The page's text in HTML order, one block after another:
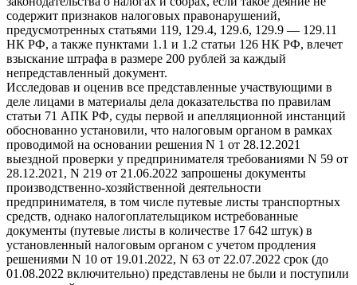
содержит признаков налоговых правонарушений,
предусмотренных статьями 119, 129.4, 129.6, 129.9 — 129.11
НК РФ, а также пунктами 1.1 и 1.2 статьи 126 НК РФ, влечет
взыскание штрафа в размере 200 рублей за каждый
непредставленный документ.
Исследовав и оценив все представленные участвующими в
деле лицами в материалы дела доказательства по правилам
статьи 71 АПК РФ, суды первой и апелляционной инстанций
обоснованно установили, что налоговым органом в рамках
проводимой на основании решения N 1 от 28.12.2021
выездной проверки у предпринимателя требованиями N 59 от
28.12.2021, N 219 от 21.06.2022 запрошены документы
производственно-хозяйственной деятельности
предпринимателя, в том числе путевые листы транспортных
средств, однако налогоплательщиком истребованные
документы (путевые листы в количестве 17 642 штук) в
установленный налоговым органом с учетом продления
решениями N 10 от 19.01.2022, N 63 от 22.07.2022 срок (до
01.08.2022 включительно) представлены не были и поступили